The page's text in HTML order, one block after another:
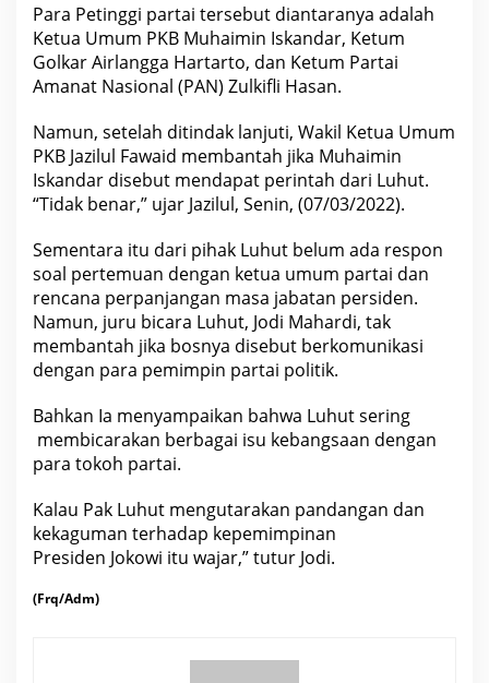
Para Petinggi partai tersebut diantaranya adalah
Ketua Umum PKB Muhaimin Iskandar, Ketum
Golkar Airlangga Hartarto, dan Ketum Partai
Amanat Nasional (PAN) Zulkifli Hasan.
Namun, setelah ditindak lanjuti, Wakil Ketua Umum
PKB Jazilul Fawaid membantah jika Muhaimin
Iskandar disebut mendapat perintah dari Luhut.
“Tidak benar,” ujar Jazilul, Senin, (07/03/2022).
Sementara itu dari pihak Luhut belum ada respon
soal pertemuan dengan ketua umum partai dan
rencana perpanjangan masa jabatan persiden.
Namun, juru bicara Luhut, Jodi Mahardi, tak
membantah jika bosnya disebut berkomunikasi
dengan para pemimpin partai politik.
Bahkan Ia menyampaikan bahwa Luhut sering
membicarakan berbagai isu kebangsaan dengan
para tokoh partai.
Kalau Pak Luhut mengutarakan pandangan dan
kekaguman terhadap kepemimpinan
Presiden Jokowi itu wajar,” tutur Jodi.
(Frq/Adm)